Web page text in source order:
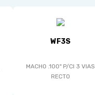
WF3S
MACHO .100" P/CI 3 VIAS
RECTO